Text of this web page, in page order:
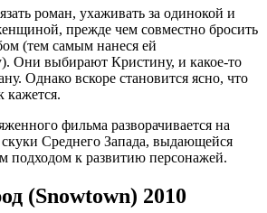
роман, ухаживать за одинокой и
прежде чем совместно бросить
(тем самым нанеся ей
Они выбирают Кристину, и какое-то
Однако вскоре становится ясно, что
кажется.
фильма разворачивается на
Среднего Запада, выдающейся
подходом к развитию персонажей.
(Snowtown) 2010